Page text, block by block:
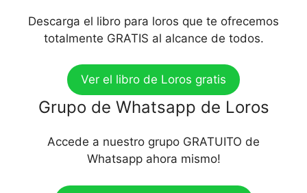
Descarga el libro para loros que te ofrecemos
totalmente GRATIS al alcance de todos.
Ver el libro de Loros gratis
Grupo de Whatsapp de Loros
Accede a nuestro grupo GRATUITO de
Whatsapp ahora mismo!